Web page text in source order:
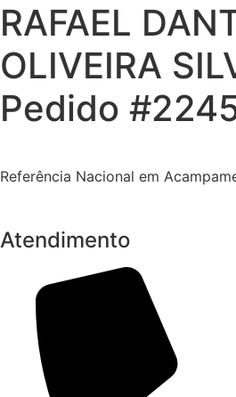
RAFAEL
OLIVEIRA
Pedido
Referência Nacional em
Atendimento